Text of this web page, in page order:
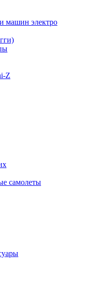
машин электро
Z
самолеты